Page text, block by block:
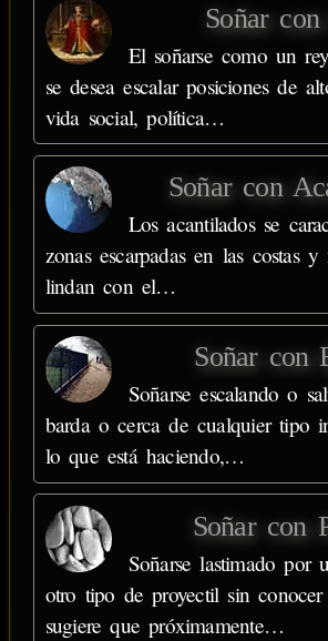
Soñar
El soñarse como un
se desea escalar posiciones de
vida social, política…
Soñar con
Los acantilados se
zonas escarpadas en las costas
lindan con el…
Soñar con
Soñarse escalando o
barda o cerca de cualquier tipo
lo que está haciendo,…
Soñar con
Soñarse lastimado por
otro tipo de proyectil sin
sugiere que próximamente…